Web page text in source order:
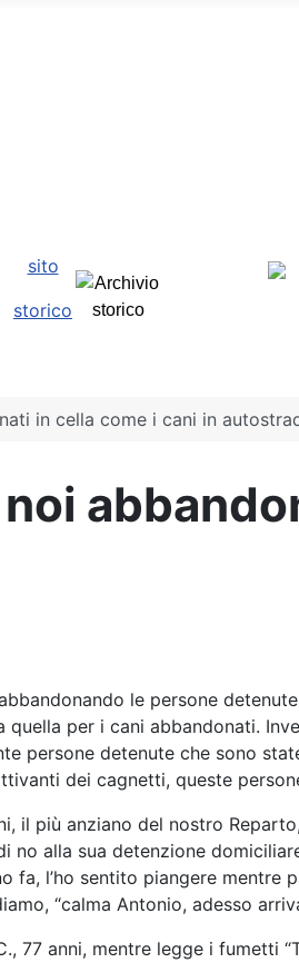
sito
storico
in cella come i cani in
le persone
quella per i cani abbandonati.
persone detenute che sono
dei cagnetti, queste
il più anziano del nostro
alla sua detenzione
fa, l’ho sentito piangere
“calma Antonio, adesso
77 anni, mentre legge i fumetti